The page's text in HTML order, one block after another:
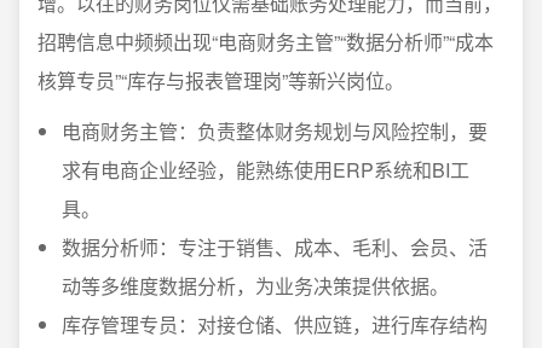
招聘信息中频频出现“电商财务主管”“数据分析师”“成本
核算专员”“库存与报表管理岗”等新兴岗位。
电商财务主管：负责整体财务规划与风险控制，要
求有电商企业经验，能熟练使用ERP系统和BI工
具。
数据分析师：专注于销售、成本、毛利、会员、活
动等多维度数据分析，为业务决策提供依据。
库存管理专员：对接仓储、供应链，进行库存结构